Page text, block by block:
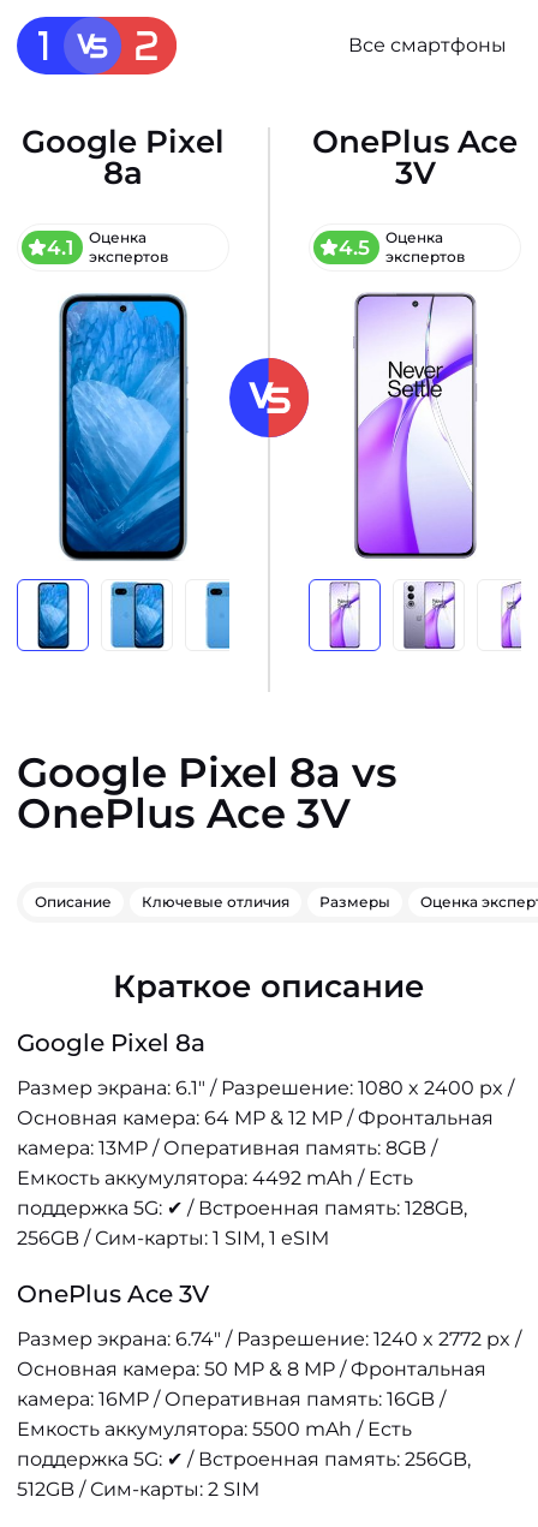
Все смартфоны
Google Pixel
8a
4.1
Оценка
экспертов
OnePlus Ace
3V
4.5
Оценка
экспертов
Google Pixel 8a vs
OnePlus Ace 3V
Описание Ключевые отличия Размеры Оценка
Краткое описание
Google Pixel 8a
Размер экрана: 6.1" / Разрешение: 1080 x 2400 px /
Основная камера: 64 MP & 12 MP / Фронтальная
камера: 13MP / Оперативная память: 8GB /
Емкость аккумулятора: 4492 mAh / Есть
поддержка 5G: ✔ / Встроенная память: 128GB,
256GB / Сим-карты: 1 SIM, 1 eSIM
OnePlus Ace 3V
Размер экрана: 6.74" / Разрешение: 1240 x 2772 px /
Основная камера: 50 MP & 8 MP / Фронтальная
камера: 16MP / Оперативная память: 16GB /
Емкость аккумулятора: 5500 mAh / Есть
поддержка 5G: ✔ / Встроенная память: 256GB,
512GB / Сим-карты: 2 SIM